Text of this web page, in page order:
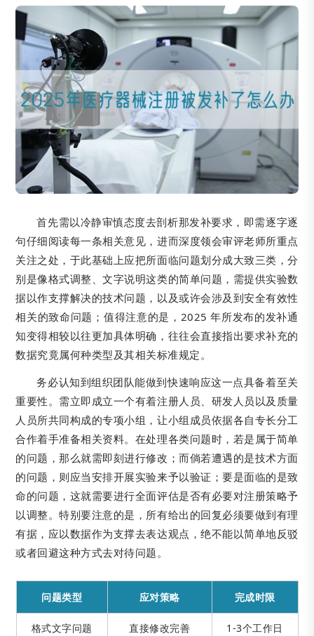
首先需以冷静审慎态度去剖析那发补要求，即需逐字逐
句仔细阅读每一条相关意见，进而深度领会审评老师所重点
关注之处，于此基础上应把所面临问题划分成大致三类，分
别是像格式调整、文字说明这类的简单问题，需提供实验数
据以作支撑解决的技术问题，以及或许会涉及到安全有效性
相关的致命问题；值得注意的是，2025 年所发布的发补通
知变得相较以往更加具体明确，往往会直接指出要求补充的
数据究竟属何种类型及其相关标准规定。
务必认知到组织团队能做到快速响应这一点具备着至关
重要性。需立即成立一个有着注册人员、研发人员以及质量
人员所共同构成的专项小组，让小组成员依据各自专长分工
合作着手准备相关资料。在处理各类问题时，若是属于简单
的问题，那么就需即刻进行修改；而倘若遭遇的是技术方面
的问题，则应当安排开展实验来予以验证；要是面临的是致
命的问题，这就需要进行全面评估是否有必要对注册策略予
以调整。特别要注意的是，所有给出的回复必须要做到有理
有据，应以数据作为支撑去表达观点，绝不能以简单地反驳
或者回避这种方式去对待问题。
问题类型 应对策略 完成时限
格式文字问题 直接修改完善 1-3个工作日